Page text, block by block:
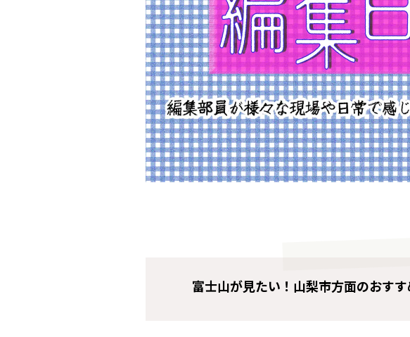
富士山が見たい！山梨市方面のおす